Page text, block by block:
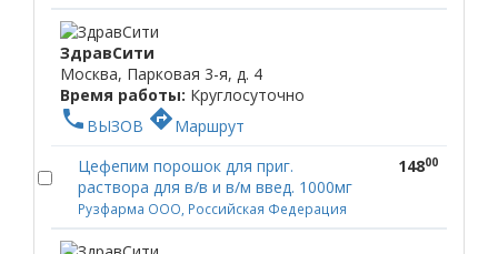
ЗдравСити
Москва, Парковая 3-я, д. 4
Время работы: Круглосуточно
phone ВЫЗОВ directionsМаршрут
Цефепим порошок для приг.
раствора для в/в и в/м введ. 1000мг
Рузфарма ООО, Российская Федерация
14800